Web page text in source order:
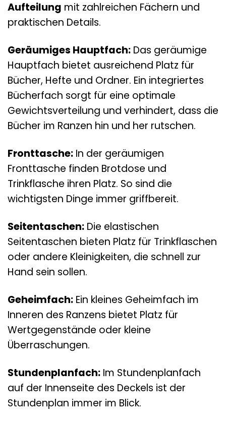
Aufteilung mit zahlreichen Fächern und
praktischen Details.
Geräumiges Hauptfach: Das geräumige
Hauptfach bietet ausreichend Platz für
Bücher, Hefte und Ordner. Ein integriertes
Bücherfach sorgt für eine optimale
Gewichtsverteilung und verhindert, dass die
Bücher im Ranzen hin und her rutschen.
Fronttasche: In der geräumigen
Fronttasche finden Brotdose und
Trinkflasche ihren Platz. So sind die
wichtigsten Dinge immer griffbereit.
Seitentaschen: Die elastischen
Seitentaschen bieten Platz für Trinkflaschen
oder andere Kleinigkeiten, die schnell zur
Hand sein sollen.
Geheimfach: Ein kleines Geheimfach im
Inneren des Ranzens bietet Platz für
Wertgegenstände oder kleine
Überraschungen.
Stundenplanfach: Im Stundenplanfach
auf der Innenseite des Deckels ist der
Stundenplan immer im Blick.